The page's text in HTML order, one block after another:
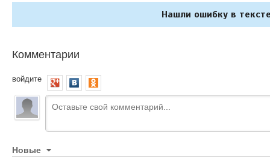
Нашли ошибку в
Комментарии
войдите
Новые